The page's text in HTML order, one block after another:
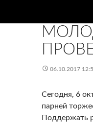
06.10.2017
Сегодня, 6
парней
Поддержать